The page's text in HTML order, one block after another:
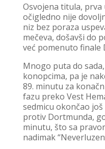
Osvojena titula,
očigledno nije
niz bez poraza
mečeva, došavši do
već pomenuto finale
Mnogo puta do
konopcima, pa je
89. minutu za
fazu preko Vest
sedmicu okončao
protiv Dortmunda,
minutu, što sa
nadimak